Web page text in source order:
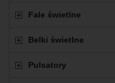
Fale świetlne
Belki świetlne
Pulsatory